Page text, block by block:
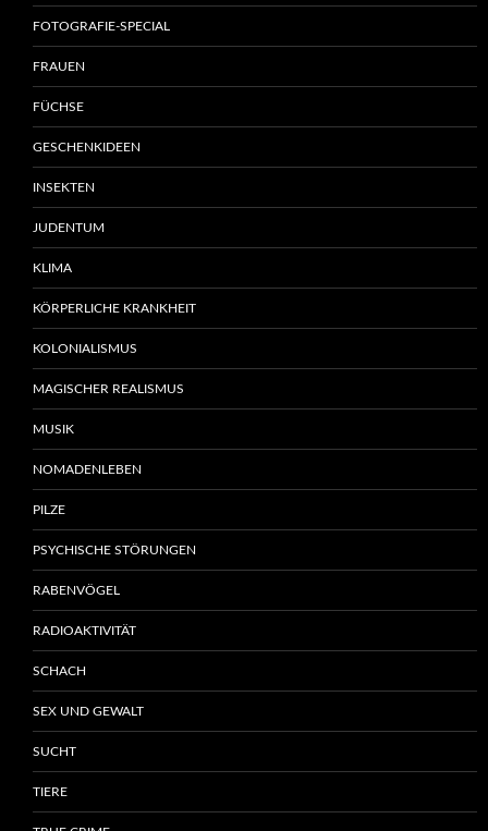
FOTOGRAFIE-SPECIAL
FRAUEN
FÜCHSE
GESCHENKIDEEN
INSEKTEN
JUDENTUM
KLIMA
KÖRPERLICHE KRANKHEIT
KOLONIALISMUS
MAGISCHER REALISMUS
MUSIK
NOMADENLEBEN
PILZE
PSYCHISCHE STÖRUNGEN
RABENVÖGEL
RADIOAKTIVITÄT
SCHACH
SEX UND GEWALT
SUCHT
TIERE